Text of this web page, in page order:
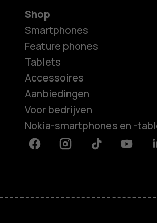
Shop
Smartphones
Feature phones
Tablets
Accessoires
Aanbiedingen
Voor bedrijven
Nokia-smartphones en -
FacebookInstagramTiktok